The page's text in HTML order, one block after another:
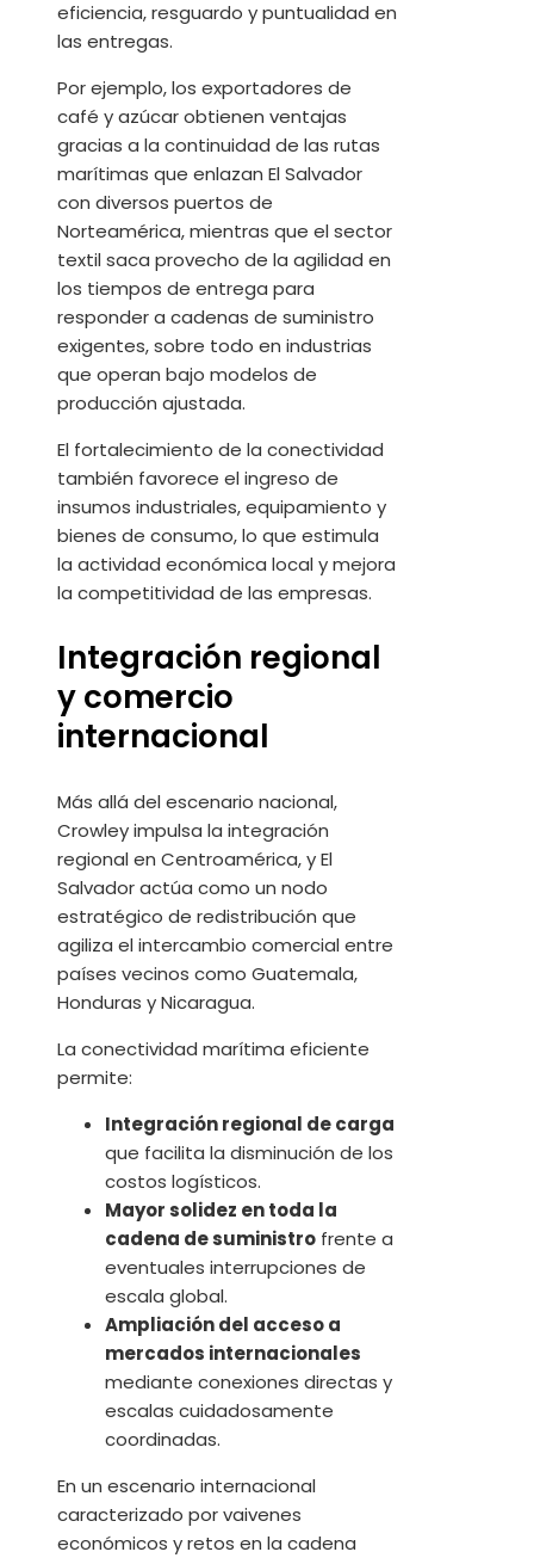
eficiencia, resguardo y puntualidad en
las entregas.
Por ejemplo, los exportadores de
café y azúcar obtienen ventajas
gracias a la continuidad de las rutas
marítimas que enlazan El Salvador
con diversos puertos de
Norteamérica, mientras que el sector
textil saca provecho de la agilidad en
los tiempos de entrega para
responder a cadenas de suministro
exigentes, sobre todo en industrias
que operan bajo modelos de
producción ajustada.
El fortalecimiento de la conectividad
también favorece el ingreso de
insumos industriales, equipamiento y
bienes de consumo, lo que estimula
la actividad económica local y mejora
la competitividad de las empresas.
Integración regional
y comercio
internacional
Más allá del escenario nacional,
Crowley impulsa la integración
regional en Centroamérica, y El
Salvador actúa como un nodo
estratégico de redistribución que
agiliza el intercambio comercial entre
países vecinos como Guatemala,
Honduras y Nicaragua.
La conectividad marítima eficiente
permite:
Integración regional de carga
que facilita la disminución de los
costos logísticos.
Mayor solidez en toda la
cadena de suministro frente a
eventuales interrupciones de
escala global.
Ampliación del acceso a
mercados internacionales
mediante conexiones directas y
escalas cuidadosamente
coordinadas.
En un escenario internacional
caracterizado por vaivenes
económicos y retos en la cadena